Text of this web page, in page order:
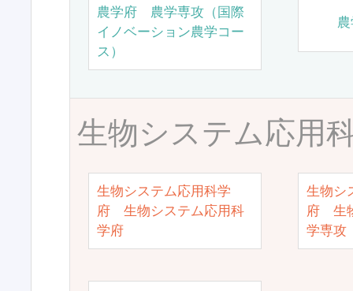
農学府 農学専攻（国際
イノベーション農学コー
ス）
生物システム応用
生物システム応用科学
府 生物システム応用科
学府
生物シ
府 生
学専攻